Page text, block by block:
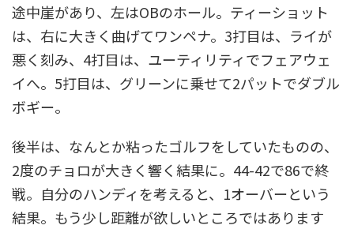
途中崖があり、左はOBのホール。ティーショット
は、右に大きく曲げてワンペナ。3打目は、ライが
悪く刻み、4打目は、ユーティリティでフェアウェ
イへ。5打目は、グリーンに乗せて2パットでダブル
ボギー。
後半は、なんとか粘ったゴルフをしていたものの、
2度のチョロが大きく響く結果に。44-42で86で終
戦。自分のハンディを考えると、1オーバーという
結果。もう少し距離が欲しいところではあります